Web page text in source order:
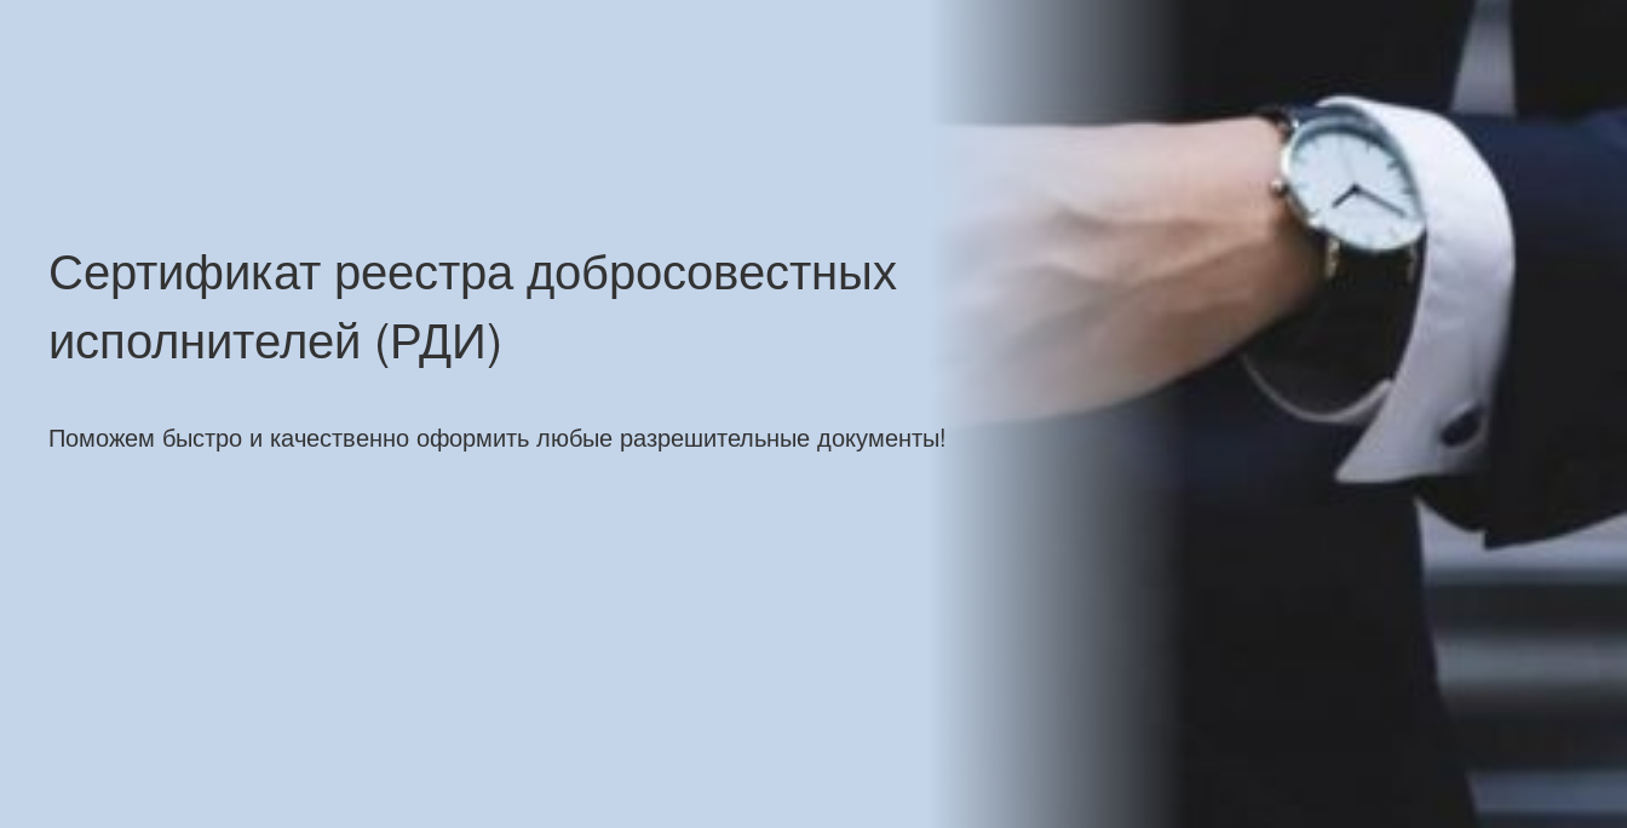
Сертификат реестра добросовестных
исполнителей (РДИ)
Поможем быстро и качественно оформить любые разрешительные документы!